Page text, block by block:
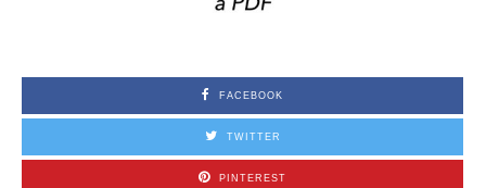
FACEBOOK
TWITTER
PINTEREST